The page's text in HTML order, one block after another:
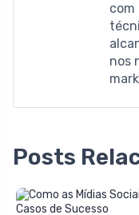
com
nos
Posts